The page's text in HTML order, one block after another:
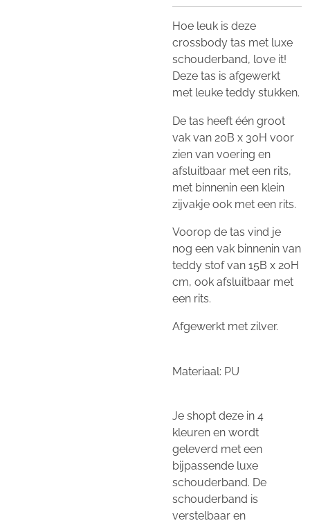
Hoe leuk is deze
crossbody tas met luxe
schouderband, love it!
Deze tas is afgewerkt
met leuke teddy stukken.
De tas heeft één groot
vak van 20B x 30H voor
zien van voering en
afsluitbaar met een rits,
met binnenin een klein
zijvakje ook met een rits.
Voorop de tas vind je
nog een vak binnenin van
teddy stof van 15B x 20H
cm, ook afsluitbaar met
een rits.
Afgewerkt met zilver.
Materiaal: PU
Je shopt deze in 4
kleuren en wordt
geleverd met een
bijpassende luxe
schouderband. De
schouderband is
verstelbaar en